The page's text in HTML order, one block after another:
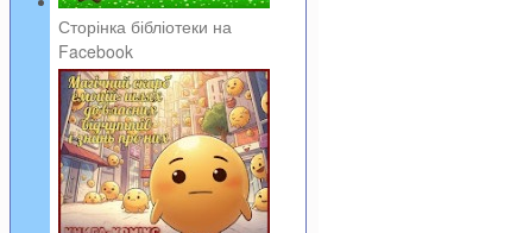
Сторінка бібліотеки на
Facebook